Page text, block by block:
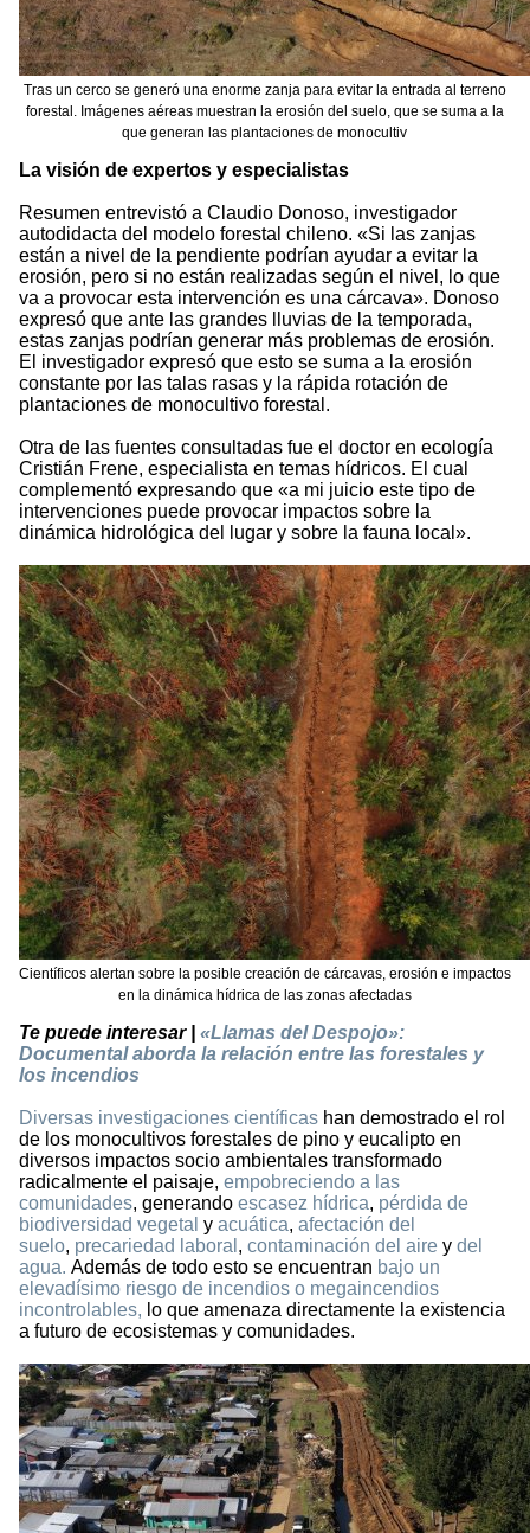
Tras un cerco se generó una enorme zanja para evitar la entrada al terreno
forestal. Imágenes aéreas muestran la erosión del suelo, que se suma a la
que generan las plantaciones de monocultiv
La visión de expertos y especialistas
Resumen entrevistó a Claudio Donoso, investigador
autodidacta del modelo forestal chileno. «Si las zanjas
están a nivel de la pendiente podrían ayudar a evitar la
erosión, pero si no están realizadas según el nivel, lo que
va a provocar esta intervención es una cárcava». Donoso
expresó que ante las grandes lluvias de la temporada,
estas zanjas podrían generar más problemas de erosión.
El investigador expresó que esto se suma a la erosión
constante por las talas rasas y la rápida rotación de
plantaciones de monocultivo forestal.
Otra de las fuentes consultadas fue el doctor en ecología
Cristián Frene, especialista en temas hídricos. El cual
complementó expresando que «a mi juicio este tipo de
intervenciones puede provocar impactos sobre la
dinámica hidrológica del lugar y sobre la fauna local».
Científicos alertan sobre la posible creación de cárcavas, erosión e impactos
en la dinámica hídrica de las zonas afectadas
Te puede interesar | «Llamas del Despojo»:
Documental aborda la relación entre las forestales y
los incendios
Diversas investigaciones científicas han demostrado el rol
de los monocultivos forestales de pino y eucalipto en
diversos impactos socio ambientales transformado
radicalmente el paisaje, empobreciendo a las
comunidades, generando escasez hídrica, pérdida de
biodiversidad vegetal y acuática, afectación del
suelo, precariedad laboral , contaminación del aire y del
agua. Además de todo esto se encuentran bajo un
elevadísimo riesgo de incendios o megaincendios
incontrolables, lo que amenaza directamente la existencia
a futuro de ecosistemas y comunidades.